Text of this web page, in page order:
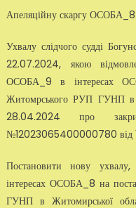
Апеляційну скаргу ОСОБА_8
Ухвалу слідчого судді
22.07.2024, якою
ОСОБА_9 в інтересах
Житомрського РУП ГУНП в
28.04.2024 про
№12023065400000780 від
Постановити нову
інтересах ОСОБА_8 на
ГУНП в Житомирської